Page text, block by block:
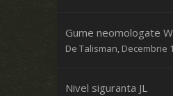
Gume neomologate
DeTalisman Decembrie
Nivel siguranta JL